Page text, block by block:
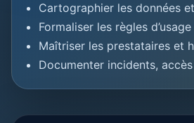
Cartographier les données
Formaliser les règles
Maîtriser les prestataires et
Documenter incidents,